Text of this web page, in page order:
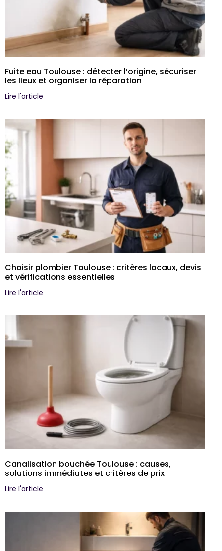
Fuite eau Toulouse : détecter l’origine, sécuriser
les lieux et organiser la réparation
Lire l'article
Choisir plombier Toulouse : critères locaux, devis
et vérifications essentielles
Lire l'article
Canalisation bouchée Toulouse : causes,
solutions immédiates et critères de prix
Lire l'article